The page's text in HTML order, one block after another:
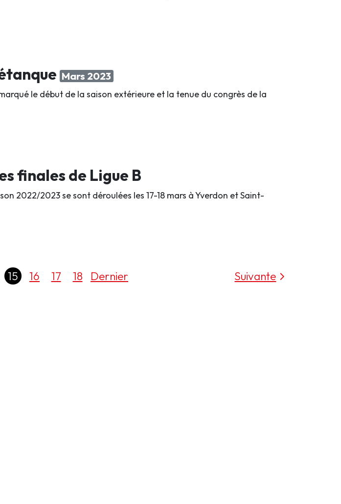
Mars 2023
le début de la saison extérieure et la tenue du congrès de la
finales de Ligue B
2022/2023 se sont déroulées les 17-18 mars à Yverdon et Saint-
15 16 17 18 Dernier Suivante